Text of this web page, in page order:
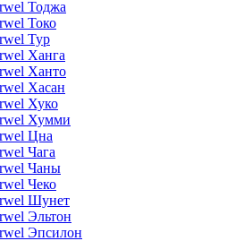
Тоджа
Токо
Тур
Ханга
Ханто
Хасан
Хуко
Хумми
Цна
Чага
Чаны
Чеко
Шунет
Эльтон
Эпсилон